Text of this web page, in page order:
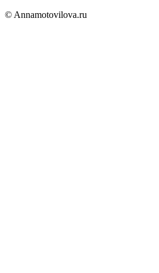
© Annamotovilova.ru